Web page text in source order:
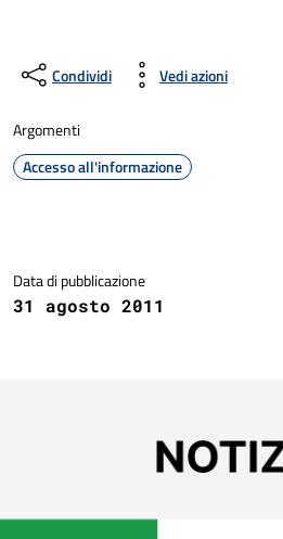
Condividi Vedi azioni
Argomenti
Accesso all'informazione
Data di pubblicazione
31 agosto 2011